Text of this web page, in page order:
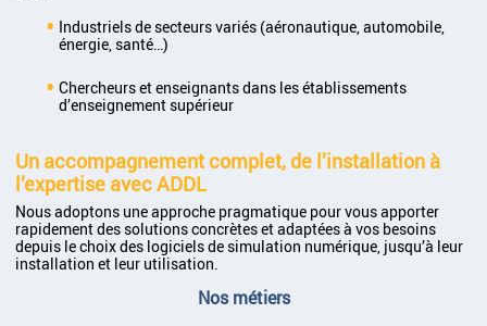
Industriels de secteurs variés (aéronautique, automobile,
énergie, santé…)
Chercheurs et enseignantsdans les établissements
d’enseignement supérieur
Un accompagnement complet, de l’installation à
l’expertise avec ADDL
Nous adoptons une approche pragmatique pour vous apporter
rapidement des solutions concrètes et adaptées à vos besoins
depuis le choix des logiciels de simulation numérique, jusqu’à leur
installation et leur utilisation.
Nos métiers